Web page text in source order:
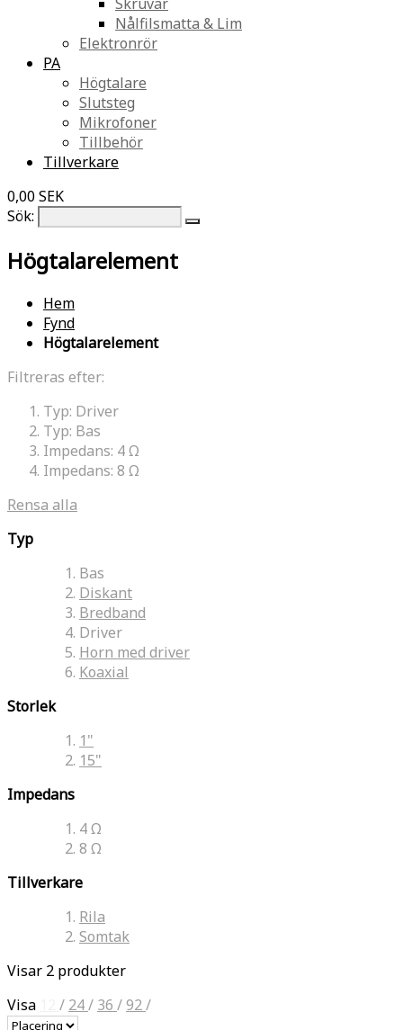
Nålfilsmatta & Lim
Elektronrör
PA
Högtalare
Slutsteg
Mikrofoner
Tillbehör
Tillverkare
0,00 SEK
Sök:
Högtalarelement
Hem
Fynd
Högtalarelement
Filtreras efter:
Typ: Driver
Typ: Bas
Impedans: 4 Ω
Impedans: 8 Ω
Rensa alla
Typ
Bas
Diskant
Bredband
Driver
Horn med driver
Koaxial
Storlek
1"
15"
Impedans
4 Ω
8 Ω
Tillverkare
Rila
Somtak
Visar 2 produkter
Visa
/ 24/ 36 /92/